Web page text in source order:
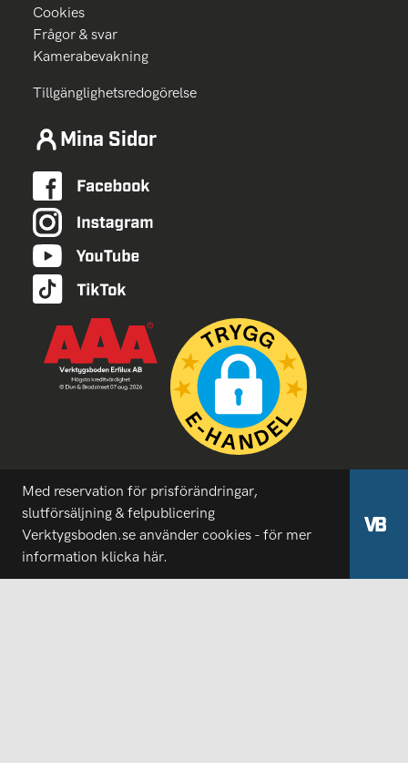
Cookies
Frågor & svar
Kamerabevakning
Tillgänglighetsredogörelse
Mina Sidor
Med reservation för prisförändringar,
slutförsäljning & felpublicering
Verktygsboden.se använder cookies - för mer
information klicka här.